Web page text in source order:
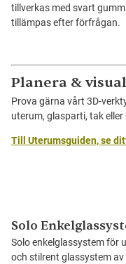
tillverkas med svart
tillämpas efter förfrågan.
Planera &
Prova gärna vårt 3D-
uterum, glasparti, tak
Till Uterumsguiden, se
Solo
Solo enkelglassystem för
och stilrent glassystem